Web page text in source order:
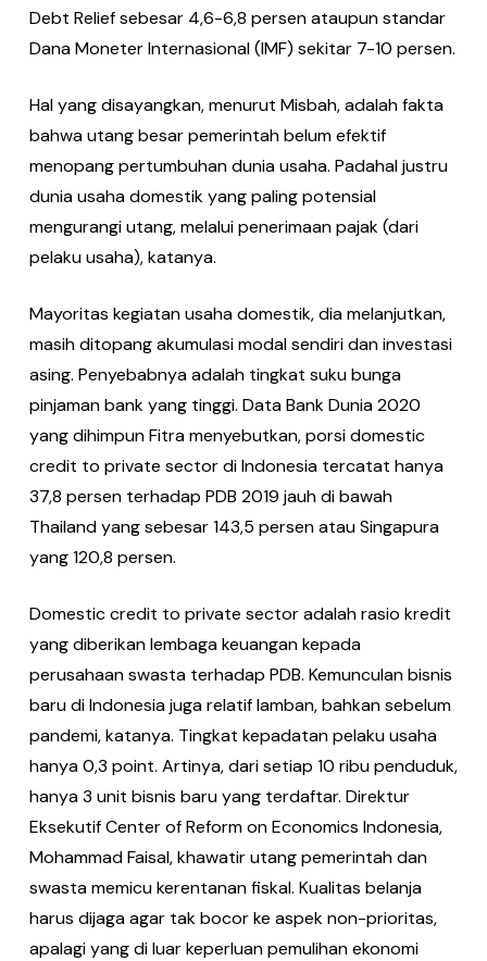
Debt Relief sebesar 4,6-6,8 persen ataupun standar
Dana Moneter Internasional (IMF) sekitar 7-10 persen.
Hal yang disayangkan, menurut Misbah, adalah fakta
bahwa utang besar pemerintah belum efektif
menopang pertumbuhan dunia usaha. Padahal justru
dunia usaha domestik yang paling potensial
mengurangi utang, melalui penerimaan pajak (dari
pelaku usaha), katanya.
Mayoritas kegiatan usaha domestik, dia melanjutkan,
masih ditopang akumulasi modal sendiri dan investasi
asing. Penyebabnya adalah tingkat suku bunga
pinjaman bank yang tinggi. Data Bank Dunia 2020
yang dihimpun Fitra menyebutkan, porsi domestic
credit to private sector di Indonesia tercatat hanya
37,8 persen terhadap PDB 2019 jauh di bawah
Thailand yang sebesar 143,5 persen atau Singapura
yang 120,8 persen.
Domestic credit to private sector adalah rasio kredit
yang diberikan lembaga keuangan kepada
perusahaan swasta terhadap PDB. Kemunculan bisnis
baru di Indonesia juga relatif lamban, bahkan sebelum
pandemi, katanya. Tingkat kepadatan pelaku usaha
hanya 0,3 point. Artinya, dari setiap 10 ribu penduduk,
hanya 3 unit bisnis baru yang terdaftar. Direktur
Eksekutif Center of Reform on Economics Indonesia,
Mohammad Faisal, khawatir utang pemerintah dan
swasta memicu kerentanan fiskal. Kualitas belanja
harus dijaga agar tak bocor ke aspek non-prioritas,
apalagi yang di luar keperluan pemulihan ekonomi